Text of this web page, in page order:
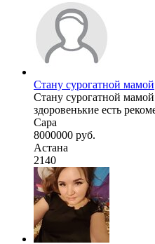
Стану сурогатной мамой
Стану сурогатной
здоровенькие есть
Сара
8000000 руб.
Астана
2140